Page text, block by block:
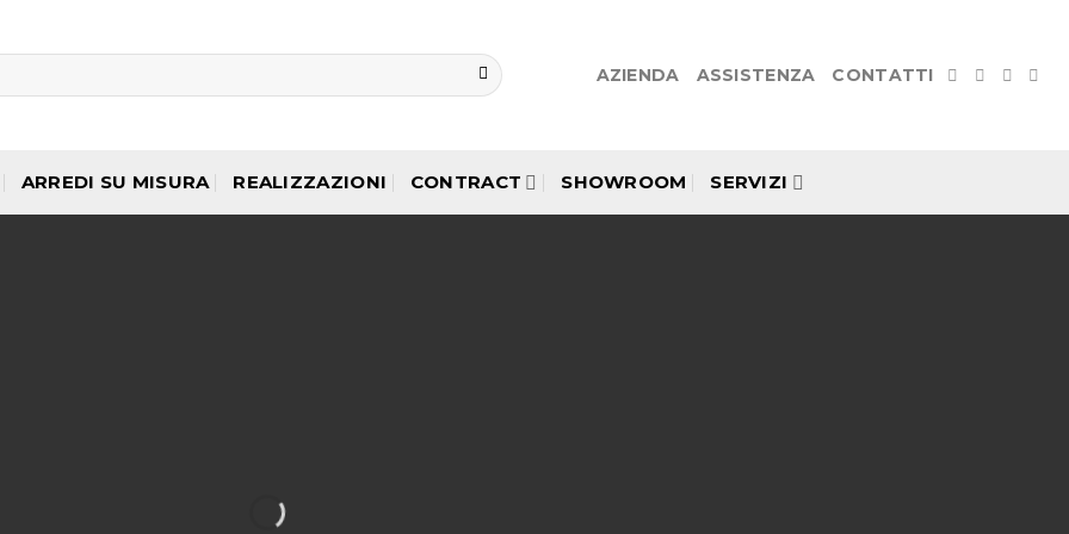
AZIENDA ASSISTENZA CONTATTI
ARREDI SU MISURA REALIZZAZIONI CONTRACT SHOWROOM SERVIZI